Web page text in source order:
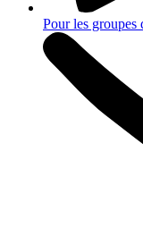
Pour les groupes